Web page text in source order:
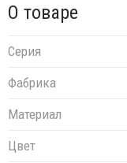
О товаре
Серия
Фабрика
Материал
Цвет